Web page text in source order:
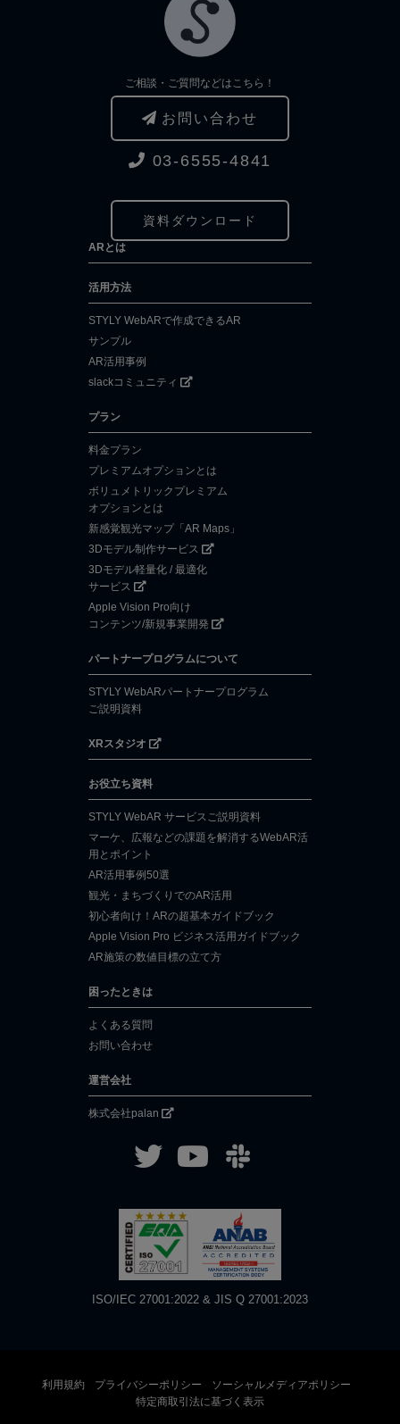
ご相談・ご質問などはこちら！
お問い合わせ
03-6555-4841
資料ダウンロード
ARとは
活用方法
STYLY WebARで作成できるAR
サンプル
AR活用事例
slackコミュニティ
プラン
料金プラン
プレミアムオプションとは
ボリュメトリックプレミアム
オプションとは
新感覚観光マップ「AR Maps」
3Dモデル制作サービス
3Dモデル軽量化 / 最適化
サービス
Apple Vision Pro向け
コンテンツ/新規事業開発
パートナープログラムについて
STYLY WebARパートナープログラム
ご説明資料
XRスタジオ
お役立ち資料
STYLY WebAR サービスご説明資料
マーケ、広報などの課題を解消するWebAR活
用とポイント
AR活用事例50選
観光・まちづくりでのAR活用
初心者向け！ARの超基本ガイドブック
Apple Vision Pro ビジネス活用ガイドブック
AR施策の数値目標の立て方
困ったときは
よくある質問
お問い合わせ
運営会社
株式会社palan
ISO/IEC 27001:2022 & JIS Q 27001:2023
利用規約 プライバシーポリシー
ソーシャルメディアポリシー
特定商取引法に基づく表示